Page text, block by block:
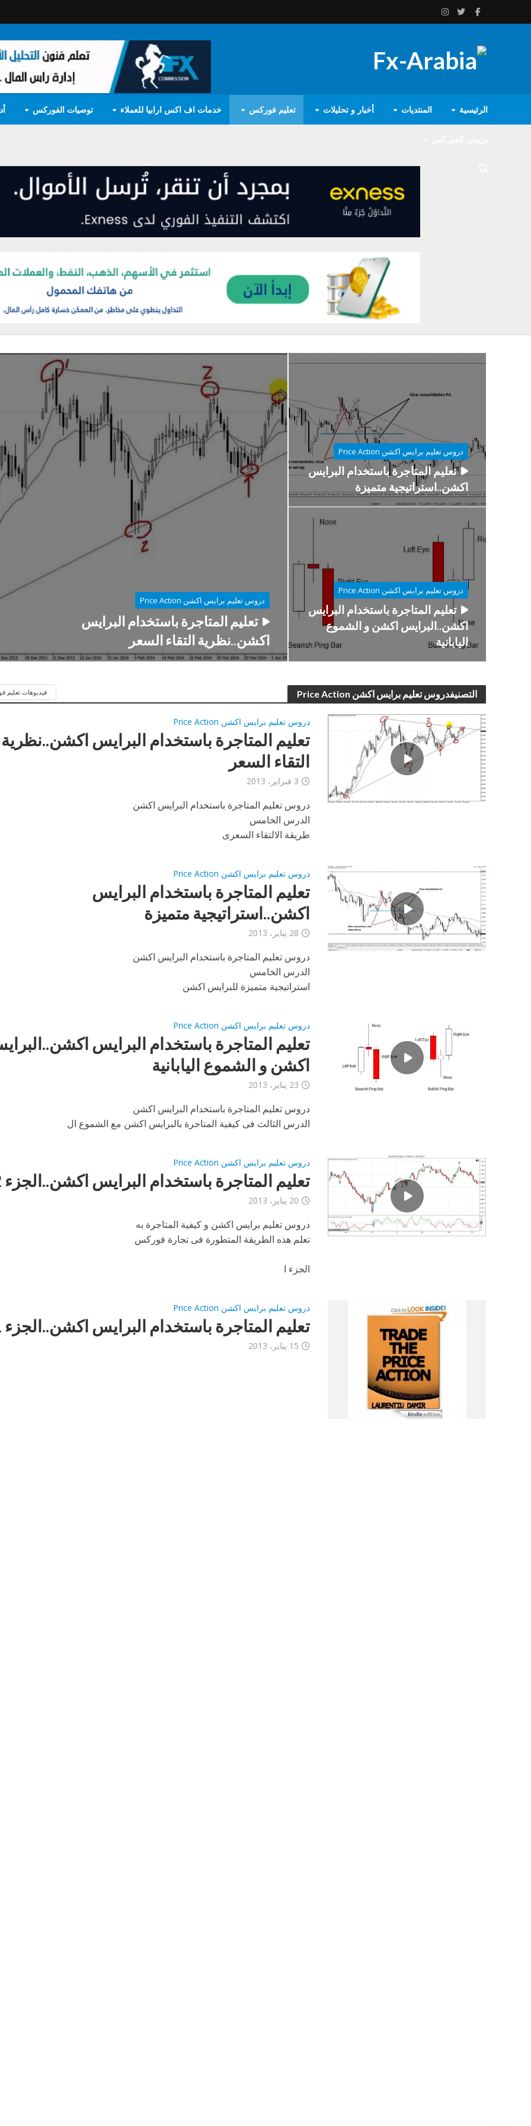
الرئيسية المنتديات أخبار و تحليلات تعليم فوركس خدمات اف اكس ارابيا للعملاء توصيات الفوركس
دروس تعليم برايس اكشن Price Action
تعليم المتاجرة باستخدام البرايس
اكشن..نظرية التقاء السعر
دروس تعليم برايس اكشن Price Action
تعليم المتاجرة باستخدام البرايس
اكشن..استراتيجية متميزة
دروس تعليم برايس اكشن Price Action
تعليم المتاجرة باستخدام البرايس
اكشن..البرايس اكشن و الشموع
اليابانية
التصنيفدروس تعليم برايس اكشن Price Action فيديوهات تعليم
دروس تعليم برايس اكشن Price Action
تعليم المتاجرة باستخدام البرايس اكشن..نظرية
التقاء السعر
3 فبراير، 2013
دروس تعليم المتاجرة باستخدام البرايس اكشن
الدرس الخامس
طريقة الالتقاء السعرى
دروس تعليم برايس اكشن Price Action
تعليم المتاجرة باستخدام البرايس
اكشن..استراتيجية متميزة
28 يناير، 2013
دروس تعليم المتاجرة باستخدام البرايس اكشن
الدرس الخامس
استراتيجية متميزة للبرايس اكشن
دروس تعليم برايس اكشن Price Action
تعليم المتاجرة باستخدام البرايس
اكشن و الشموع اليابانية
23 يناير، 2013
دروس تعليم المتاجرة باستخدام البرايس اكشن
الدرس الثالث فى كيفية المتاجرة بالبرايس اكشن مع الشموع ال
دروس تعليم برايس اكشن Price Action
تعليم المتاجرة باستخدام البرايس اكشن..الجزء 2
20 يناير، 2013
دروس تعليم برايس اكشن و كيفية المتاجرة به
تعلم هذه الطريقة المتطورة فى تجارة فوركس
الجزء ا
دروس تعليم برايس اكشن Price Action
تعليم المتاجرة باستخدام البرايس اكشن..الجزء 1
15 يناير، 2013